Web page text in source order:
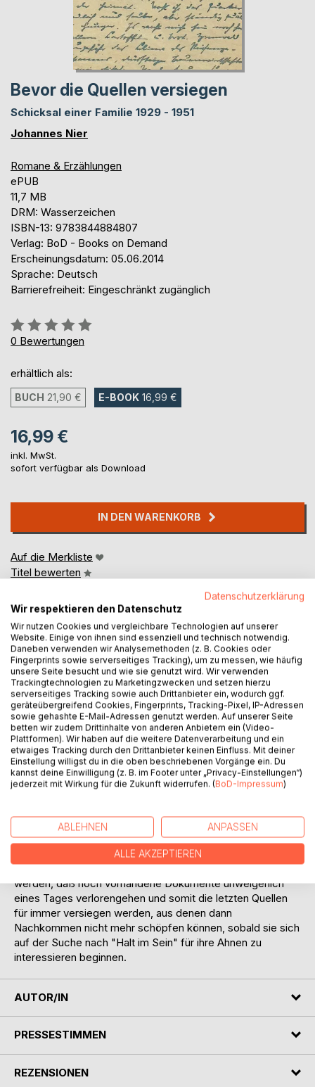
Bevor die Quellen versiegen
Schicksal einer Familie 1929 - 1951
Johannes Nier
Romane & Erzählungen
ePUB
11,7 MB
DRM: Wasserzeichen
ISBN-13: 9783844884807
Verlag: BoD - Books on Demand
Erscheinungsdatum: 05.06.2014
Sprache: Deutsch
Barrierefreiheit: Eingeschränkt zugänglich
Bewertung::
0%
0 Bewertungen
erhältlich als:
BUCH 21,90 € E-BOOK 16,99 €
16,99 €
inkl. MwSt.
sofort verfügbar als Download
IN DEN WARENKORB
Auf die Merkliste
Titel bewerten
BESCHREIBUNG
Aus der Erkenntnis "wer seine eigene Geschichte und die
seiner Familie nicht kennt, steht ohne Halt im Sein" hat der
Autor liebevoll und authentisch das Schicksal seines
Elternhauses nachgezeichnet, wie es sich im kleinen als
Spiegelbild der großen Ereignisse in Deutschland vor,
Selbsterlebtes erkennen, manch jüngerer wird erstaunt und
bestürzt Vergleiche zur heutigen Zeit ziehen.
Der Autor schreibt für Kinder und Enkel in dem Bewußtsein,
daß letzte Zeitzeugen wie er nicht mehr lange leben
werden, daß noch vorhandene Dokumente unweigerlich
eines Tages verlorengehen und somit die letzten Quellen
für immer versiegen werden, aus denen dann
Nachkommen nicht mehr schöpfen können, sobald sie sich
auf der Suche nach "Halt im Sein" für ihre Ahnen zu
interessieren beginnen.
AUTOR/IN
PRESSESTIMMEN
REZENSIONEN
Datenschutzerklärung
Wir respektieren den Datenschutz
Wir nutzen Cookies und vergleichbare Technologien auf unserer
Website. Einige von ihnen sind essenziell und technisch notwendig.
Daneben verwenden wir Analysemethoden (z. B. Cookies oder
Fingerprints sowie serverseitiges Tracking), um zu messen, wie häufig
unsere Seite besucht und wie sie genutzt wird. Wir verwenden
Trackingtechnologien zu Marketingzwecken und setzen hierzu
serverseitiges Tracking sowie auch Drittanbieter ein, wodurch ggf.
geräteübergreifend Cookies, Fingerprints, Tracking-Pixel, IP-Adressen
sowie gehashte E-Mail-Adressen genutzt werden. Auf unserer Seite
betten wir zudem Drittinhalte von anderen Anbietern ein (Video-
Plattformen). Wir haben auf die weitere Datenverarbeitung und ein
etwaiges Tracking durch den Drittanbieter keinen Einfluss. Mit deiner
Einstellung willigst du in die oben beschriebenen Vorgänge ein. Du
kannst deine Einwilligung (z. B. im Footer unter „Privacy-Einstellungen“)
jederzeit mit Wirkung für die Zukunft widerrufen. (BoD-Impressum)
ABLEHNEN ANPASSEN
ALLE AKZEPTIEREN